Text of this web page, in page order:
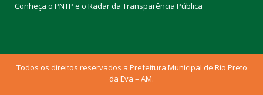
Conheça o PNTP e o Radar da Transparência Pública
Todos os direitos reservados a Prefeitura Municipal de Rio Preto
da Eva – AM.